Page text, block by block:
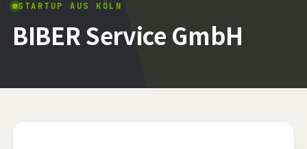
STARTUP AUS KÖLN
BIBER Service GmbH